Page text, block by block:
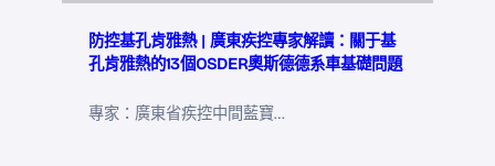
防控基孔肯雅熱 | 廣東疾控專家解讀：關于基
孔肯雅熱的13個OSDER奧斯德德系車基礎問題
專家：廣東省疾控中間藍寶…